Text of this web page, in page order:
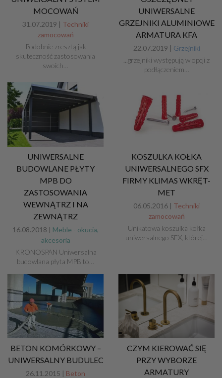
MOCOWAŃ
31.07.2019 | Techniki
zamocowań
Podobnie zresztą jak
skuteczność zastosowania
swoich…
UNIWERSALNE
GRZEJNIKI ALUMINIOWE
ARMATURA KFA
22.07.2019 | Grzejniki
...grzejniki występują w opcji z
podłączeniem…
UNIWERSALNE
BUDOWLANE PŁYTY
MPB DO
ZASTOSOWANIA
WEWNĄTRZ I NA
ZEWNĄTRZ
16.08.2018 | Meble - okucia,
akcesoria
KRONOSPAN Uniwersalna
budowlana płyta MPB to…
KOSZULKA KOŁKA
UNIWERSALNEGO SFX
FIRMY KLIMAS WKRĘT-
MET
06.05.2016 | Techniki
zamocowań
Unikatowa koszulka kołka
uniwersalnego SFX, której…
BETON KOMÓRKOWY –
UNIWERSALNY BUDULEC
26.11.2015 | Beton
CZYM KIEROWAĆ SIĘ
PRZY WYBORZE
ARMATURY